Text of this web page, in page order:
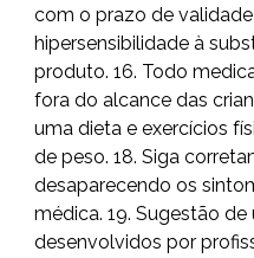
com o prazo de
hipersensibilidade à
produto. 16. Todo
fora do alcance das
uma dieta e exercícios
de peso. 18. Siga
desaparecendo os
médica. 19. Sugestão
desenvolvidos por